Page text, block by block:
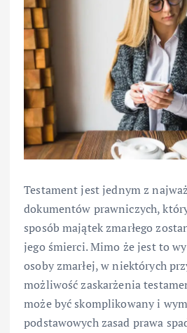
Testament jest jednym z
dokumentów prawniczych,
sposób majątek zmarłego
jego śmierci. Mimo że jest to
osoby zmarłej, w niektórych
możliwość zaskarżenia
może być skomplikowany i
podstawowych zasad prawa